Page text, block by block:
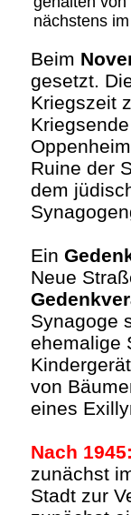
nächstens
Beim
gesetzt.
Kriegszeit
Ruine der
dem
Ein
Neue
Synagoge
ehemalige
von
eines
Nach
zunächst
Stadt zur